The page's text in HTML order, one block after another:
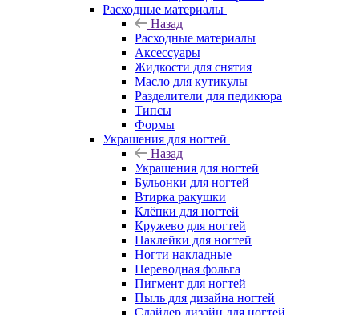
Расходные материалы
Назад
Расходные материалы
Аксессуары
Жидкости для снятия
Масло для кутикулы
Разделители для педикюра
Типсы
Формы
Украшения для ногтей
Назад
Украшения для ногтей
Бульонки для ногтей
Втирка ракушки
Клёпки для ногтей
Кружево для ногтей
Наклейки для ногтей
Ногти накладные
Переводная фольга
Пигмент для ногтей
Пыль для дизайна ногтей
Слайдер дизайн для ногтей